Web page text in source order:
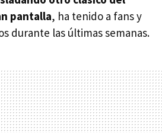
pantalla, ha tenido a fans y
durante las últimas semanas.